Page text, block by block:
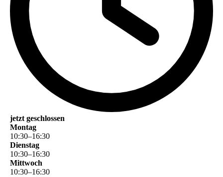
jetzt geschlossen
Montag
10:30–16:30
Dienstag
10:30–16:30
Mittwoch
10:30–16:30